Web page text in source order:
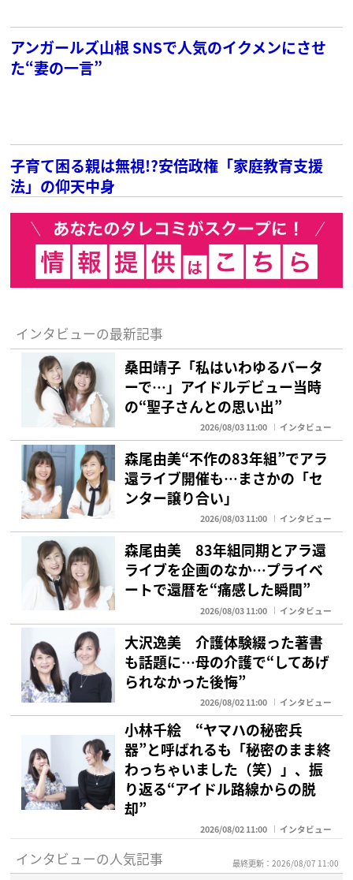
アンガールズ山根 SNSで人気のイクメンにさせ
た“妻の一言”
子育て困る親は無視!?安倍政権「家庭教育支援
法」の仰天中身
インタビューの最新記事
桑田靖子「私はいわゆるバータ
ーで…」アイドルデビュー当時
の“聖子さんとの思い出”
2026/08/03 11:00 インタビュー
森尾由美“不作の83年組”でアラ
還ライブ開催も…まさかの「セ
ンター譲り合い」
2026/08/03 11:00 インタビュー
森尾由美 83年組同期とアラ還
ライブを企画のなか…プライベ
ートで還暦を“痛感した瞬間”
2026/08/03 11:00 インタビュー
大沢逸美 介護体験綴った著書
も話題に…母の介護で“してあげ
られなかった後悔”
2026/08/02 11:00 インタビュー
小林千絵 “ヤマハの秘密兵
器”と呼ばれるも「秘密のまま終
わっちゃいました（笑）」、振
り返る“アイドル路線からの脱
却”
2026/08/02 11:00 インタビュー
インタビューの人気記事 最終更新：2026/08/07 11:00